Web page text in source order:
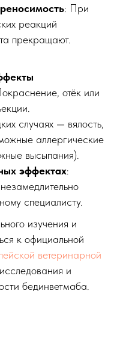
: При
реакций
прекращают.
отёк или
случаях — вялость,
аллергические
высыпания).
эффектах:
специалисту.
изучения и
к официальной
ветеринарной
и
бединветмаба.